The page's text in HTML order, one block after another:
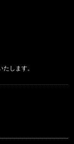
します。